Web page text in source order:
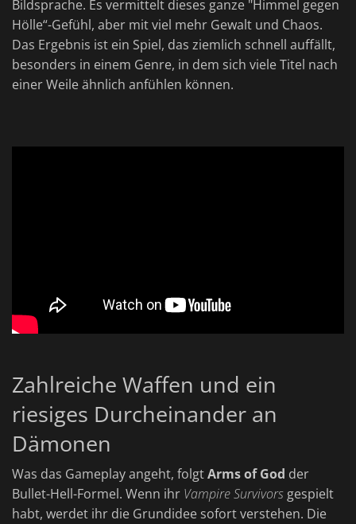
Bildsprache. Es vermittelt dieses ganze "Himmel gegen
Hölle“-Gefühl, aber mit viel mehr Gewalt und Chaos.
Das Ergebnis ist ein Spiel, das ziemlich schnell auffällt,
besonders in einem Genre, in dem sich viele Titel nach
einer Weile ähnlich anfühlen können.
Zahlreiche Waffen und ein
riesiges Durcheinander an
Dämonen
Was das Gameplay angeht, folgtArms of God der
Bullet-Hell-Formel. Wenn ihr Vampire Survivors gespielt
habt, werdet ihr die Grundidee sofort verstehen. Die